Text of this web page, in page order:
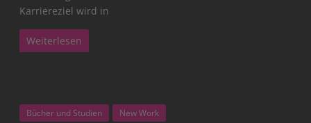
Karriereziel wird in
Weiterlesen
Bücher und Studien New Work